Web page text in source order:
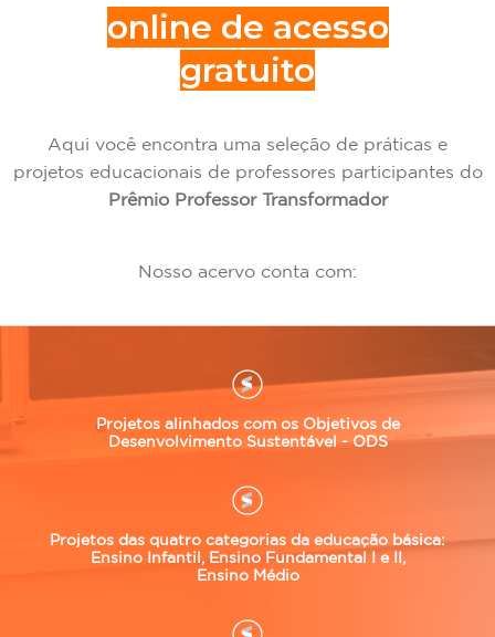
online de acesso
gratuito
Aqui você encontra uma seleção de práticas e
projetos educacionais de professores participantes do
Prêmio Professor Transformador
Nosso acervo conta com:
Projetos alinhados com os Objetivos de
Desenvolvimento Sustentável - ODS
Projetos das quatro categorias da educação básica:
Ensino Infantil, Ensino Fundamental I e II,
Ensino Médio